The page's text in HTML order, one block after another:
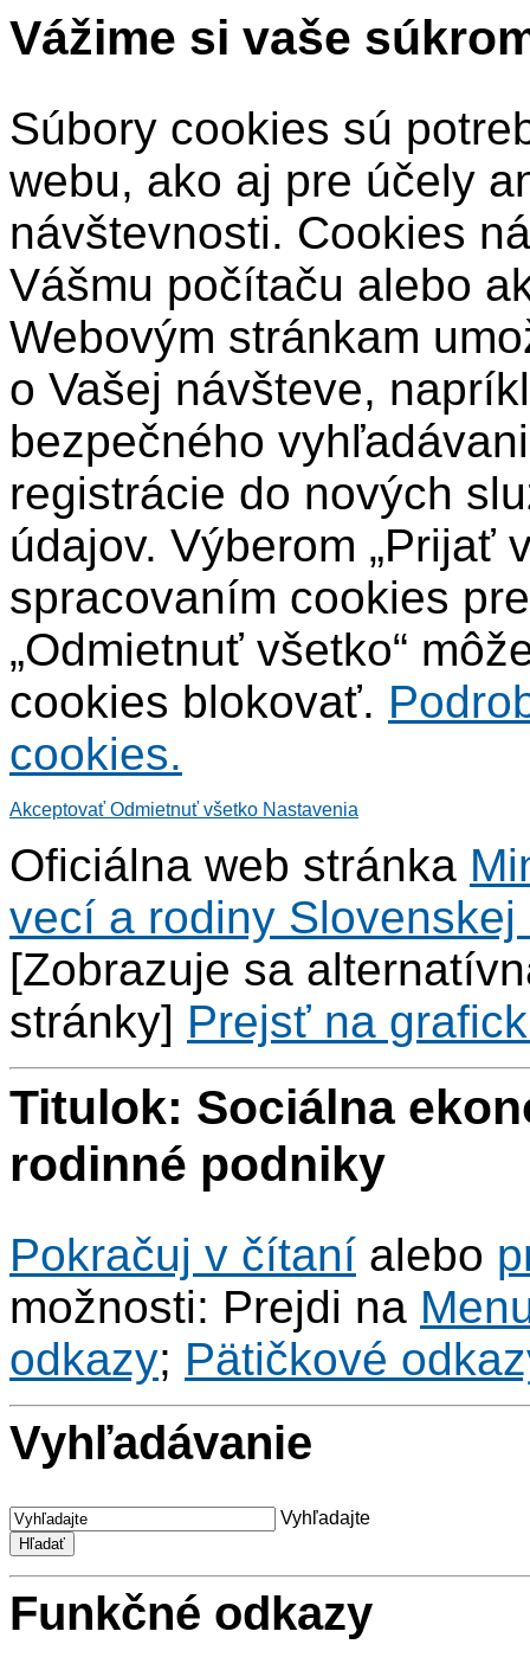
Vážime si vaše
Súbory cookies sú
webu, ako aj pre účely
návštevnosti. Cookies
Vášmu počítaču alebo
Webovým stránkam
o Vašej návšteve,
bezpečného
registrácie do nových
údajov. Výberom „Prijať
spracovaním cookies
„Odmietnuť všetko“
cookies blokovať.
cookies.
Akceptovať Odmietnuť všetko Nastavenia
Oficiálna web stránka
vecí a rodiny Slovenskej
[Zobrazuje sa
stránky] Prejsť na
Titulok: Sociálna
rodinné podniky
Pokračuj v čítaní alebo
možnosti: Prejdi na
odkazy; Pätičkové
Vyhľadávanie
Vyhľadajte
Funkčné odkazy